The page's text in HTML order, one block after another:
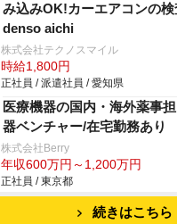
み込みOK!カーエアコンの
denso aichi
株式会社テクノスマイル
時給1,800円
正社員 / 派遣社員 / 愛知県
医療機器の国内・海外薬事
器ベンチャー/在宅勤務あり
株式会社Berry
年収600万円～1,200万円
正社員 / 東京都
続きはこちら